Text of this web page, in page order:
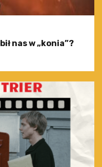
nas w „konia”?